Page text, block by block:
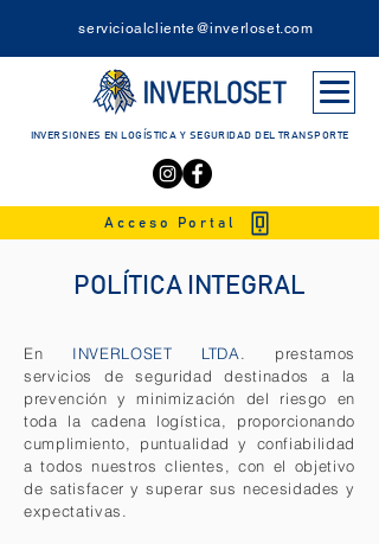
INVERSIONES EN LOGÍSTICA Y SEGURIDAD DEL TRANSPORTE
Acceso Portal
servicioalcliente@inverloset.com
POLÍTICA INTEGRAL
En INVERLOSET LTDA
. prestamos
servicios de seguridad destinados a la
prevención y minimización del riesgo en
toda la cadena logística, proporcionando
cumplimiento, puntualidad y confiabilidad
a todos nuestros clientes, con el objetivo
de satisfacer y superar sus necesidades y
expectativas.